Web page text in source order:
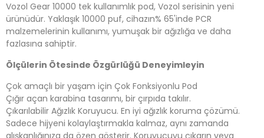
Vozol Gear 10000 tek kullanımlık pod, Vozol serisinin yeni
ürünüdür. Yaklaşık 10000 puf, cihazın% 65'inde PCR
malzemelerinin kullanımı, yumuşak bir ağızlığa ve daha
fazlasına sahiptir.
Ölçülerin Ötesinde Özgürlüğü Deneyimleyin
Çok amaçlı bir yaşam için Çok Fonksiyonlu Pod
Çığır açan karabina tasarımı, bir çırpıda takılır.
Çıkarılabilir Ağızlık Koruyucu. En iyi ağızlık koruma çözümü.
Sadece hijyeni kolaylaştırmakla kalmaz, aynı zamanda